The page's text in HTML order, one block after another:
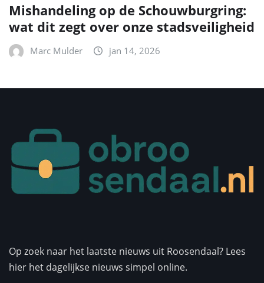
Mishandeling op de Schouwburgring:
wat dit zegt over onze stadsveiligheid
Marc Mulder jan 14, 2026
Op zoek naar het laatste nieuws uit Roosendaal? Lees
hier het dagelijkse nieuws simpel online.